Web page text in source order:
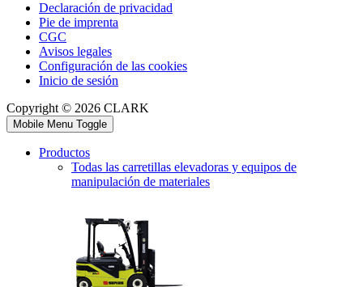
Declaración de privacidad
Pie de imprenta
CGC
Avisos legales
Configuración de las cookies
Inicio de sesión
Copyright © 2026 CLARK
Mobile Menu Toggle
Productos
Todas las carretillas elevadoras y equipos de
manipulación de materiales